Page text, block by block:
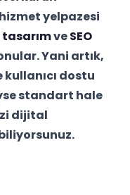
yelpazesi
veSEO
Yani artık,
dostu
standart hale
dijital